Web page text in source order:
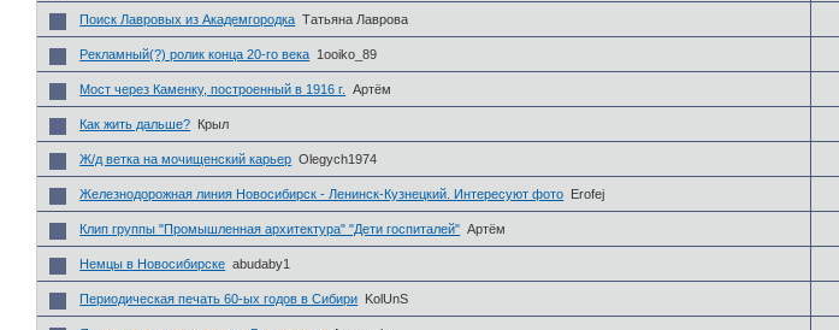
Поиск Лавровых из Академгородка Татьяна Лаврова
Рекламный(?) ролик конца 20-го века 1ooiko_89
Мост через Каменку, построенный в 1916 г. Артём
Как жить дальше? Крыл
Ж/д ветка на мочищенский карьер Olegych1974
Железнодорожная линия Новосибирск - Ленинск-Кузнецкий. Интересуют фото Erofej
Клип группы "Промышленная архитектура" "Дети госпиталей" Артём
Немцы в Новосибирске abudaby1
Периодическая печать 60-ых годов в Сибири KolUnS